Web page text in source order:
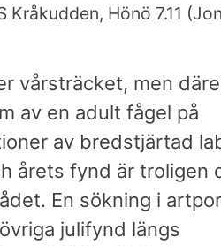
Kråkudden, Hönö 7.11 (Jon
vårsträcket, men
av en adult fågel på
av bredstjärtad
årets fynd är troligen
En sökning i
julifynd längs